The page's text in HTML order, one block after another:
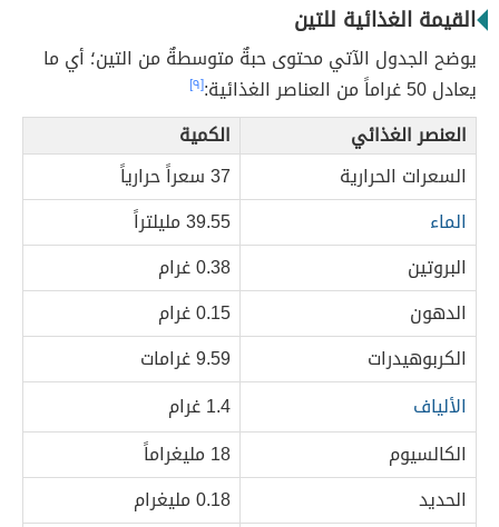
القيمة الغذائية للتين
يوضح الجدول الآتي محتوى حبةٌ متوسطةٌ من التين؛ أي ما
يعادل 50 غراماً من العناصر الغذائية:
[٩]
العنصر الغذائي
الكمية
السعرات الحرارية
37 سعراً حرارياً
الماء
39.55 مليلتراً
البروتين
0.38 غرام
الدهون
0.15 غرام
الكربوهيدرات
9.59 غرامات
الألياف
1.4 غرام
الكالسيوم
18 مليغراماً
الحديد
0.18 مليغرام